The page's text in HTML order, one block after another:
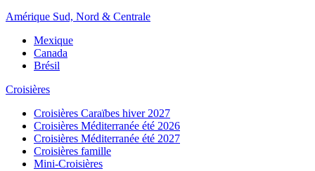
Amérique Sud, Nord & Centrale
Mexique
Canada
Brésil
Croisières
Croisières Caraïbes hiver 2027
Croisières Méditerranée été 2026
Croisières Méditerranée été 2027
Croisières famille
Mini-Croisières